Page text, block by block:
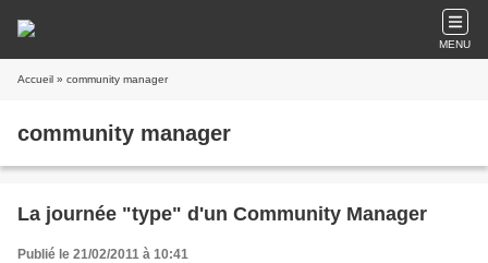
MENU
Accueil » community manager
community manager
La journée "type" d'un Community Manager
Publié le 21/02/2011 à 10:41